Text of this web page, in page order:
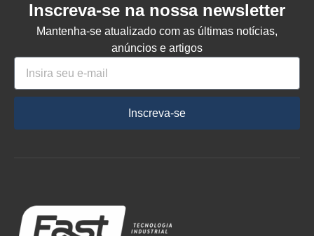
Inscreva-se na nossa newsletter
Mantenha-se atualizado com as últimas notícias,
anúncios e artigos
Inscreva-se